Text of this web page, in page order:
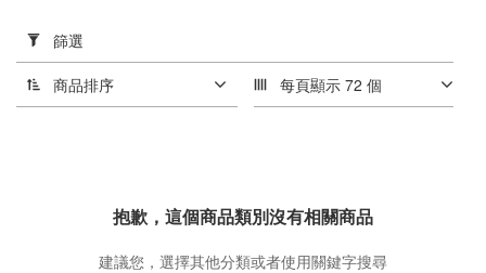
用
篩
選
(0/20)
篩選
商品排序 每頁顯示 72 個
抱歉，這個商品類別沒有相關商品
建議您，選擇其他分類或者使用關鍵字搜尋